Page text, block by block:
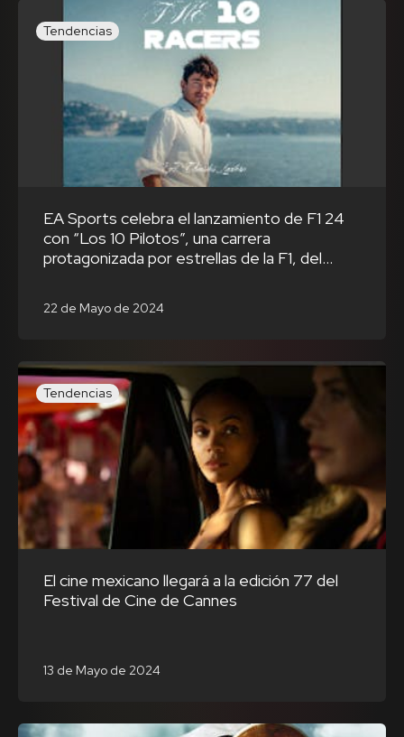
Tendencias
EA Sports celebra el lanzamiento de F1 24
con “Los 10 Pilotos”, una carrera
protagonizada por estrellas de la F1, del
22 de Mayo de 2024
Tendencias
El cine mexicano llegará a la edición 77 del
Festival de Cine de Cannes
13 de Mayo de 2024